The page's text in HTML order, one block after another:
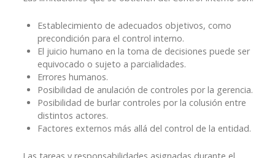
Establecimiento de adecuados objetivos, como
precondición para el control interno.
El juicio humano en la toma de decisiones puede ser
equivocado o sujeto a parcialidades.
Errores humanos.
Posibilidad de anulación de controles por la gerencia.
Posibilidad de burlar controles por la colusión entre
distintos actores.
Factores externos más allá del control de la entidad.